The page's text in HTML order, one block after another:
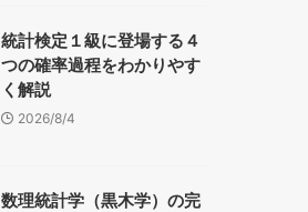
統計検定１級に登場する４
つの確率過程をわかりやす
く解説
2026/8/4
数理統計学（黒木学）の完